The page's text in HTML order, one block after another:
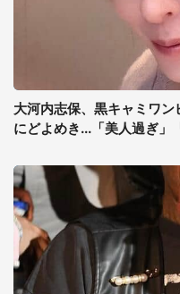
大河内志保、黒キャミワ
にどよめき...「美人過ぎ」